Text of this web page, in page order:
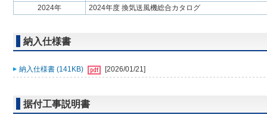
2024年
2024年度 換気送風機総合カタログ
納入仕様書
納入仕様書 (141KB) [2026/01/21]
据付工事説明書